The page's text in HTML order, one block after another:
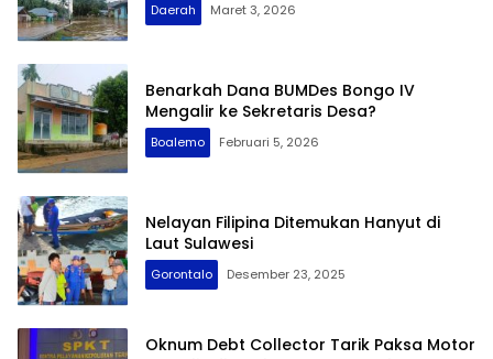
Daerah Maret 3, 2026
Benarkah Dana BUMDes Bongo IV
Mengalir ke Sekretaris Desa?
Boalemo Februari 5, 2026
Nelayan Filipina Ditemukan Hanyut di
Laut Sulawesi
Gorontalo Desember 23, 2025
Oknum Debt Collector Tarik Paksa Motor